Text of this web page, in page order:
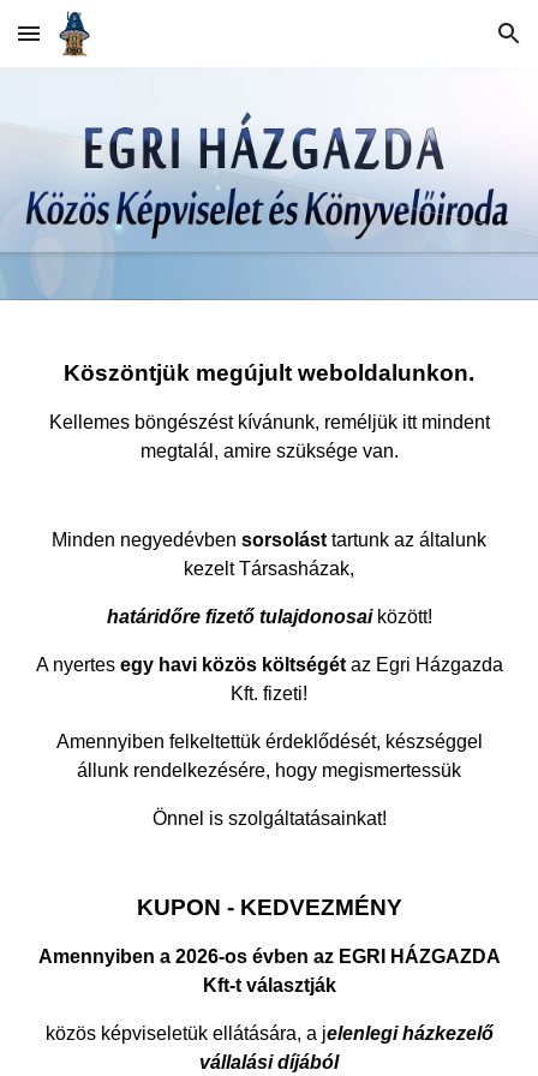
Skip to main content Skip to navigation
Köszöntjük megújult weboldalunkon.
Kellemes böngészést kívánunk, reméljük itt mindent
megtalál, amire szüksége van.
Minden negyedévben sorsolást tartunk az általunk
kezelt Társasházak,
határidőre fizető tulajdonosaiközött!
A nyertes egy havi közös költségétaz Egri Házgazda
Kft. fizeti!
Amennyiben felkeltettük érdeklődését, készséggel
állunk rendelkezésére, hogy megismertessük
Önnel is szolgáltatásainkat!
KUPON - KEDVEZMÉNY
Amennyiben a 2026-os évben az EGRI HÁZGAZDA
Kft-t választják
közös képviseletük ellátására, a jelenlegi házkezelő
vállalási díjából